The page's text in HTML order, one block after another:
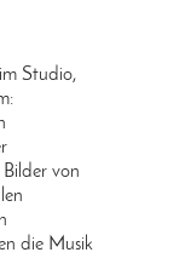
Studio,
Bilder von
die Musik